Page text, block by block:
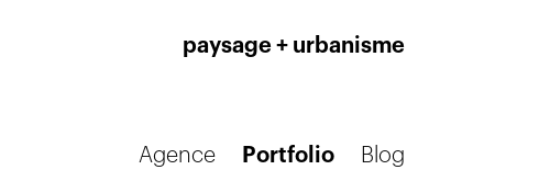
paysage + urbanisme
Agence Portfolio Blog